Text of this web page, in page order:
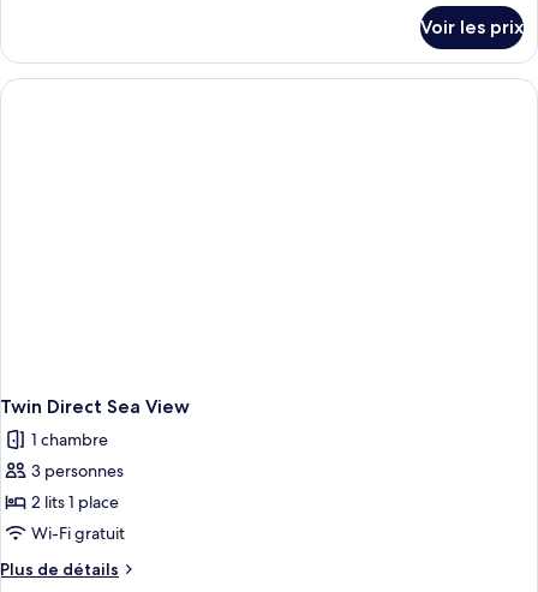
mer
le
type
de
Voir les prix
Twin Direct Sea View
1 chambre
3 personnes
2 lits 1 place
Wi-Fi gratuit
Plus de détails
Plus